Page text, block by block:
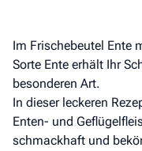
Im Frischebeutel Ente
Sorte Ente erhält Ihr
besonderen Art.
In dieser leckeren
Enten- und
schmackhaft und